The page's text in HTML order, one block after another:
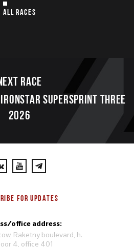
ALL RACES
race
SUPERSPRINT THREE
2026
FOR UPDATES
office address:
Raketny boulevard, h.
4, office 401